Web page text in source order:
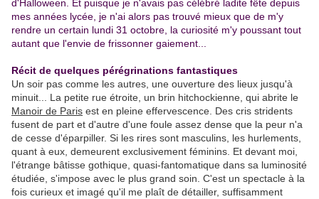
d'Halloween. Et puisque je n'avais pas célébré ladite fête depuis
mes années lycée, je n'ai alors pas trouvé mieux que de m'y
rendre un certain lundi 31 octobre, la curiosité m'y poussant tout
autant que l'envie de frissonner gaiement...
Récit de quelques pérégrinations fantastiques
Un soir pas comme les autres, une ouverture des lieux jusqu'à
minuit... La petite rue étroite, un brin hitchockienne, qui abrite le
Manoir de Paris est en pleine effervescence. Des cris stridents
fusent de part et d'autre d'une foule assez dense que la peur n'a
de cesse d'éparpiller. Si les rires sont masculins, les hurlements,
quant à eux, demeurent exclusivement féminins. Et devant moi,
l'étrange bâtisse gothique, quasi-fantomatique dans sa luminosité
étudiée, s'impose avec le plus grand soin. C'est un spectacle à la
fois curieux et imagé qu'il me plaît de détailler, suffisamment